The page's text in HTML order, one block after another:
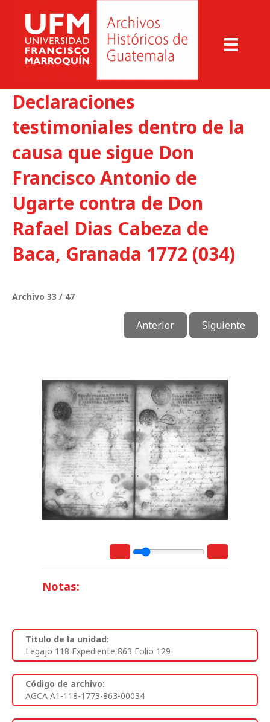
Declaraciones
testimoniales dentro de la
causa que sigue Don
Francisco Antonio de
Ugarte contra de Don
Rafael Dias Cabeza de
Baca, Granada 1772 (034)
Archivo 33 / 47
Anterior Siguiente
Notas:
Titulo de la unidad:
Legajo 118 Expediente 863 Folio 129
Código de archivo:
AGCA A1-118-1773-863-00034